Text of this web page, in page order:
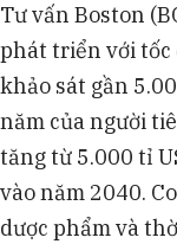
Tư vấn Boston
phát triển với tốc
khảo sát gần
năm của người
tăng từ 5.000 tỉ
vào năm 2040.
dược phẩm và